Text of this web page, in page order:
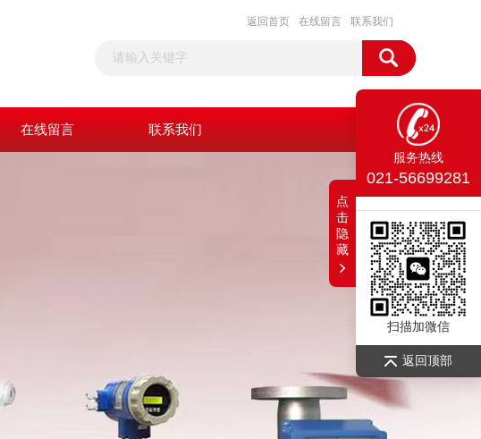
返回首页 在线留言 联系我们
在线留言 联系我们
服务热线
021-56699281
扫描加微信
返回顶部
点
击
隐
藏